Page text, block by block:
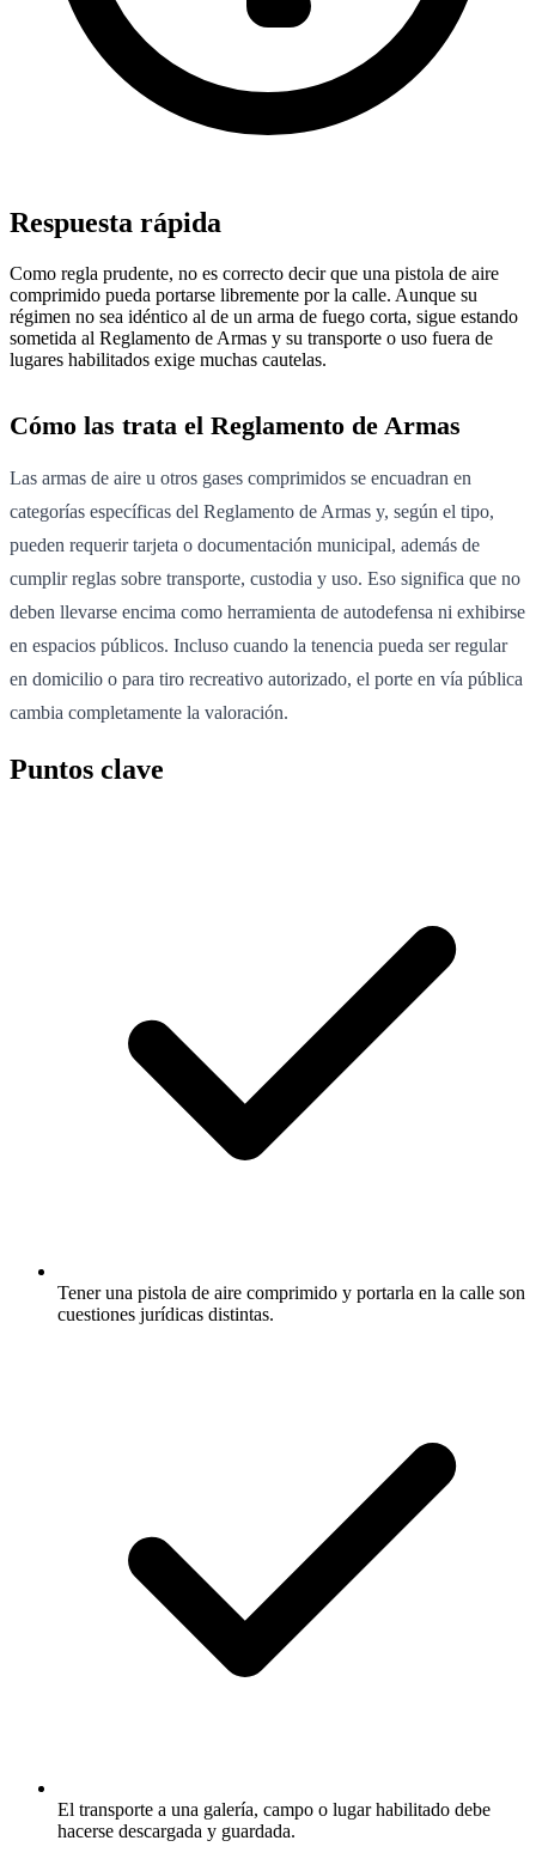
Respuesta rápida
Como regla prudente, no es correcto decir que una pistola de aire
comprimido pueda portarse libremente por la calle. Aunque su
régimen no sea idéntico al de un arma de fuego corta, sigue estando
sometida al Reglamento de Armas y su transporte o uso fuera de
lugares habilitados exige muchas cautelas.
Cómo las trata el Reglamento de Armas
Las armas de aire u otros gases comprimidos se encuadran en
categorías específicas del Reglamento de Armas y, según el tipo,
pueden requerir tarjeta o documentación municipal, además de
cumplir reglas sobre transporte, custodia y uso. Eso significa que no
deben llevarse encima como herramienta de autodefensa ni exhibirse
en espacios públicos. Incluso cuando la tenencia pueda ser regular
en domicilio o para tiro recreativo autorizado, el porte en vía pública
cambia completamente la valoración.
Puntos clave
Tener una pistola de aire comprimido y portarla en la calle son
cuestiones jurídicas distintas.
El transporte a una galería, campo o lugar habilitado debe
hacerse descargada y guardada.